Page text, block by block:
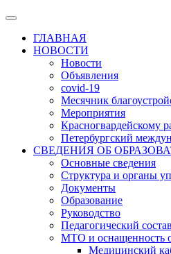
ГЛАВНАЯ
НОВОСТИ
Новости
Объявления
covid-19
Месячник
Мероприятия
Красногвардейскому
Петербургский
СВЕДЕНИЯ ОБ
Основные сведения
Структура и органы
Документы
Образование
Руководство
Педагогический состав
МТО и оснащенность
Медицинский